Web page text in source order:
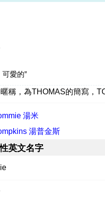
可愛的”
稱，為THOMAS的簡寫，
湯米
湯普金斯
英文名字